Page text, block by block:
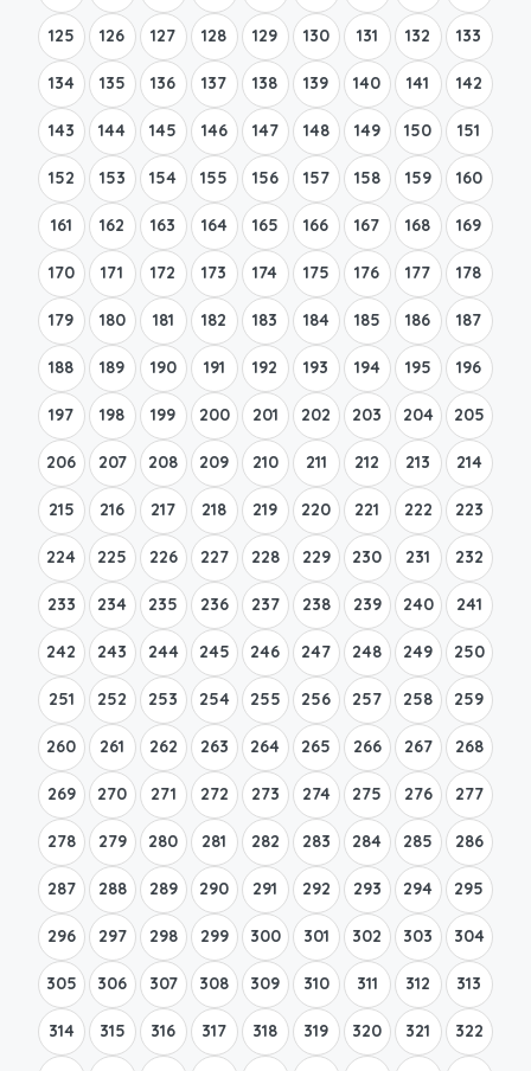
125 126 127 128 129 130 131 132 133
134 135 136 137 138 139 140 141 142
143 144 145 146 147 148 149 150 151
152 153 154 155 156 157 158 159 160
161 162 163 164 165 166 167 168 169
170 171 172 173 174 175 176 177 178
179 180 181 182 183 184 185 186 187
188 189 190 191 192 193 194 195 196
197 198 199 200 201 202 203 204 205
206 207 208 209 210 211 212 213 214
215 216 217 218 219 220 221 222 223
224 225 226 227 228 229 230 231 232
233 234 235 236 237 238 239 240 241
242 243 244 245 246 247 248 249 250
251 252 253 254 255 256 257 258 259
260 261 262 263 264 265 266 267 268
269 270 271 272 273 274 275 276 277
278 279 280 281 282 283 284 285 286
287 288 289 290 291 292 293 294 295
296 297 298 299 300 301 302 303 304
305 306 307 308 309 310 311 312 313
314 315 316 317 318 319 320 321 322